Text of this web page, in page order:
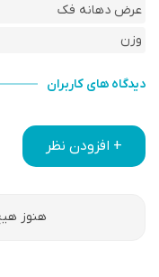
عرض دهانه فک
وزن
دیدگاه های کاربران
+ افزودن نظر
هنوز